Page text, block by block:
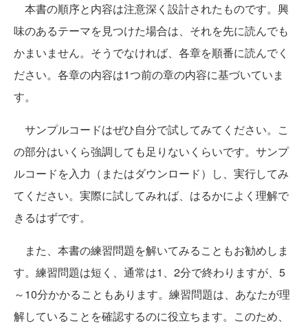
本書の順序と内容は注意深く設計されたものです。興
味のあるテーマを見つけた場合は、それを先に読んでも
かまいません。そうでなければ、各章を順番に読んでく
ださい。各章の内容は1つ前の章の内容に基づいていま
す。
サンプルコードはぜひ自分で試してみてください。こ
の部分はいくら強調しても足りないくらいです。サンプ
ルコードを入力（またはダウンロード）し、実行してみ
てください。実際に試してみれば、はるかによく理解で
きるはずです。
また、本書の練習問題を解いてみることもお勧めしま
す。練習問題は短く、通常は1、2分で終わりますが、5
～10分かかることもあります。練習問題は、あなたが理
解していることを確認するのに役立ちます。このため、